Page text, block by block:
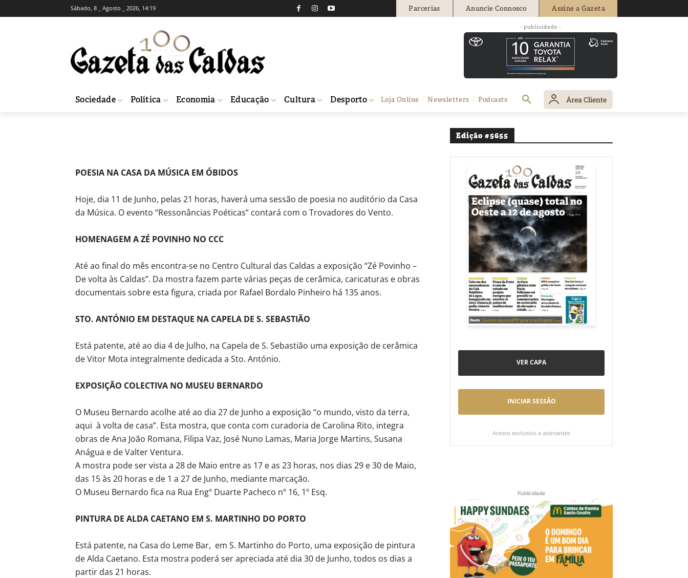
Sábado, 8 _ Agosto _ 2026, 14:19 Parcerias Anuncie Connosco Assine a Gazeta
- publicidade -
Sociedade Política Economia Educação Cultura Desporto Loja Online Newsletters Podcasts Área Cliente
AGENDA CULTURAL ACONTECIMENTOS CULTURAIS
Acontecimentos Culturais
Natacha Narciso 11 de Junho, 2010
POESIA NA CASA DA MÚSICA EM ÓBIDOS
Hoje, dia 11 de Junho, pelas 21 horas, haverá uma sessão de poesia no auditório da Casa
da Música. O evento “Ressonâncias Poéticas” contará com o Trovadores do Vento.
HOMENAGEM A ZÉ POVINHO NO CCC
Até ao final do mês encontra-se no Centro Cultural das Caldas a exposição “Zé Povinho –
De volta às Caldas”. Da mostra fazem parte várias peças de cerâmica, caricaturas e obras
documentais sobre esta figura, criada por Rafael Bordalo Pinheiro há 135 anos.
STO. ANTÓNIO EM DESTAQUE NA CAPELA DE S. SEBASTIÃO
Está patente, até ao dia 4 de Julho, na Capela de S. Sebastião uma exposição de cerâmica
de Vitor Mota integralmente dedicada a Sto. António.
EXPOSIÇÃO COLECTIVA NO MUSEU BERNARDO
O Museu Bernardo acolhe até ao dia 27 de Junho a exposição “o mundo, visto da terra,
aqui à volta de casa”. Esta mostra, que conta com curadoria de Carolina Rito, integra
obras de Ana João Romana, Filipa Vaz, José Nuno Lamas, Maria Jorge Martins, Susana
Anágua e de Valter Ventura.
A mostra pode ser vista a 28 de Maio entre as 17 e as 23 horas, nos dias 29 e 30 de Maio,
das 15 às 20 horas e de 1 a 27 de Junho, mediante marcação.
O Museu Bernardo fica na Rua Engº Duarte Pacheco nº 16, 1º Esq.
PINTURA DE ALDA CAETANO EM S. MARTINHO DO PORTO
Está patente, na Casa do Leme Bar, em S. Martinho do Porto, uma exposição de pintura
de Alda Caetano. Esta mostra poderá ser apreciada até dia 30 de Junho, todos os dias a
partir das 21 horas.
Edição #5655
VER CAPA
INICIAR SESSÃO
Acesso exclusivo a assinantes
Publicidade